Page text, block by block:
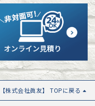
株式会社眞友】 TOPに戻る